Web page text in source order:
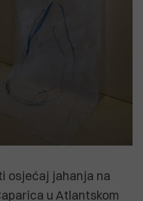
osjećaj jahanja na
u Atlantskom